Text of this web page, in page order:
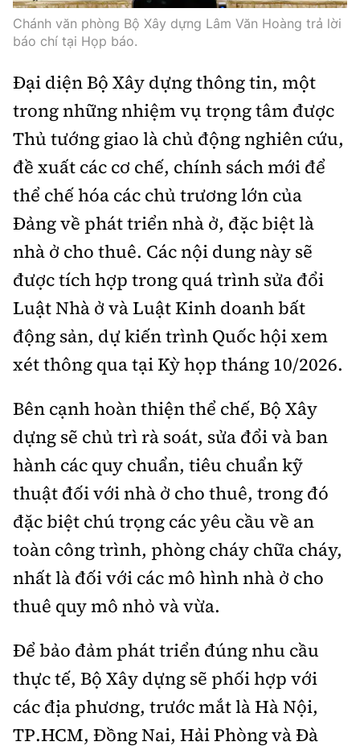
Tổng biên tập:Nguyễn Thị Hồng Nga
Phó Tổng biên tập:Nguyễn Sơn Tùng,
Hotline:
0901 514 799
Quảng cáo và Phát hành:
0915 057 282
Email:bandoc@baoxaydung.vn
Cấm sao chép dưới mọi hình thức nếu không có sự
chấp thuận bằng văn bản.
soạn
Chánh văn phòng Bộ Xây dựng Lâm Văn Hoàng trả lời
báo chí tại Họp báo.
Đại diện Bộ Xây dựng thông tin, một
trong những nhiệm vụ trọng tâm được
Thủ tướng giao là chủ động nghiên cứu,
đề xuất các cơ chế, chính sách mới để
thể chế hóa các chủ trương lớn của
Đảng về phát triển nhà ở, đặc biệt là
nhà ở cho thuê. Các nội dung này sẽ
được tích hợp trong quá trình sửa đổi
Luật Nhà ở và Luật Kinh doanh bất
động sản, dự kiến trình Quốc hội xem
xét thông qua tại Kỳ họp tháng 10/2026.
Bên cạnh hoàn thiện thể chế, Bộ Xây
dựng sẽ chủ trì rà soát, sửa đổi và ban
hành các quy chuẩn, tiêu chuẩn kỹ
thuật đối với nhà ở cho thuê, trong đó
đặc biệt chú trọng các yêu cầu về an
toàn công trình, phòng cháy chữa cháy,
nhất là đối với các mô hình nhà ở cho
thuê quy mô nhỏ và vừa.
Để bảo đảm phát triển đúng nhu cầu
thực tế, Bộ Xây dựng sẽ phối hợp với
các địa phương, trước mắt là Hà Nội,
TP.HCM, Đồng Nai, Hải Phòng và Đà